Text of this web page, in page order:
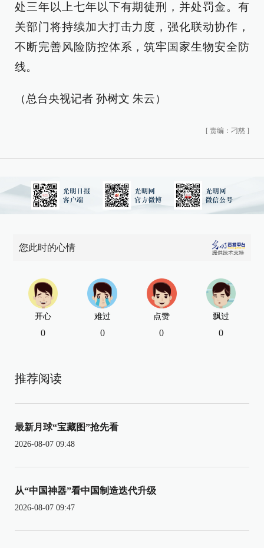
处三年以上七年以下有期徒刑，并处罚金。有
关部门将持续加大打击力度，强化联动协作，
不断完善风险防控体系，筑牢国家生物安全防
线。
（总台央视记者 孙树文 朱云）
[ 责编：刁慈 ]
您此时的心情
开心
0
难过
0
点赞
0
飘过
0
推荐阅读
最新月球“宝藏图”抢先看
2026-08-07 09:48
从“中国神器”看中国制造迭代升级
2026-08-07 09:47